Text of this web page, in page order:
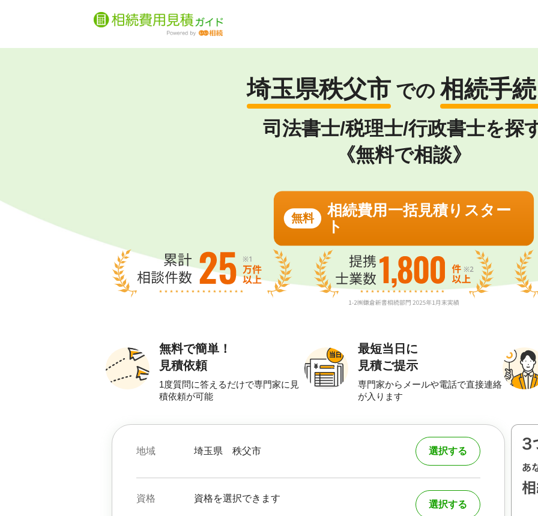
埼玉県秩父市 での 相続手
司法書士/税理士/行政書士を探
《無料で相談》
無料
相続費用一括見積りスター
ト
無料で簡単！
見積依頼
1度質問に答えるだけで専門家に見
積依頼が可能
最短当日に
見積ご提示
専門家からメールや電話で直接連絡
が入ります
地域 埼玉県 秩父市 選択する
資格 資格を選択できます
選択する